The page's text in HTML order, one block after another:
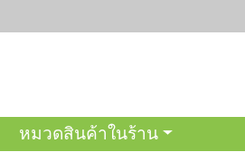
หมวดสินค้าในร้าน